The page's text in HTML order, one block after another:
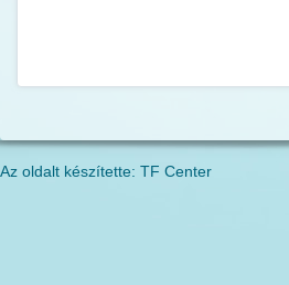
Az oldalt készítette: TF Center